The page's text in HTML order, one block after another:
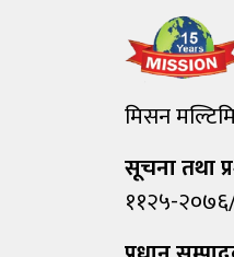
मिसन
सूचना तथा
११२५-